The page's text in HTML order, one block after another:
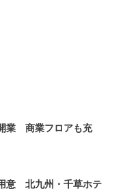
業 商業フロアも充
意 北九州・千草ホテ